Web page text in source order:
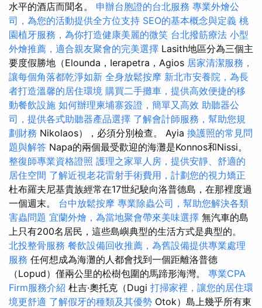
水平的酒店而聞名。 申辦台胞證的台北服務 專業外燴公
司，為您的活動提供全方位支持 SEO的基本概念與定義 桃
園植牙服務，為你打造健康美麗的微笑 台北撥筋療法 小型
外燴推薦，適合親友聚會的完美選擇 Lasith地區分為三個主
要度假勝地（Elounda，Ierapetra，Agios 居家清潔服務，
讓每個角落都乾淨如新 全身放鬆按摩 新北市安養院，為長
者打造溫馨的居住環境 購買二手攤車，提供高效便捷的移
動餐飲設施 如何辦理柬埔寨簽證，簡單又高效 助聽器公
司，提供各式助聽器產品選擇 了解會計師服務，幫助您規
劃財務 Nikolaos），必須分別檢查。 Ayia 換護照的常見問
題與解答 Napa的兩個最受歡迎的海灘是Konnos和Nissi。
整復師專業資格證照 護理之家單人房，提供安靜、舒適的
居住空間 了解近視老花雷射手術費用，計劃您的視力矯正
杜布羅夫尼基貴族經常在17世紀駛向洛普德島，在那裡度過
一個週末。 台中放鬆按摩 專業除蟲公司，幫助您解決各類
害蟲問題 宜蘭外燴，為當地聚會帶來美味選擇 無汽車的島
上只有200名居民，這些島嶼典型的生活方式是典型的。
北投整骨服務 餐飲設備回收推薦，為舊設備提供專業處理
服務 任何想成為海灘的人都會找到一個距離洛普德
（Lopud）僅兩公里的松樹包圍的馬蹄形海灣。 專業CPA
Firm服務介紹 杜吉·奧托克（Dugi 打掃家裡，讓您的居住環
境更舒適 了解假牙的種類及其優勢 Otok）島上幾乎所有東